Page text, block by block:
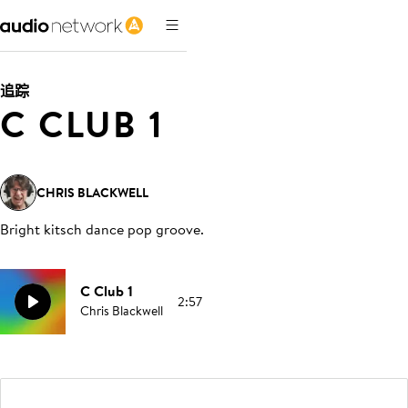
追踪
C CLUB 1
CHRIS BLACKWELL
Bright kitsch dance pop groove.
C Club 1
Chris Blackwell 2:57